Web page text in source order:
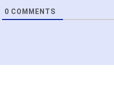
0 COMMENTS